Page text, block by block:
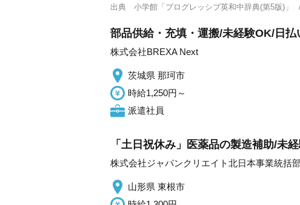
出典 小学館「プログレッシブ英和中辞典(第5版)」
部品供給・充填・運搬/未経験OK/日
株式会社BREXA Next
茨城県 那珂市
時給1,250円～
派遣社員
「土日祝休み」医薬品の製造補助/未
株式会社ジャパンクリエイト北日本事業統括部
山形県 東根市